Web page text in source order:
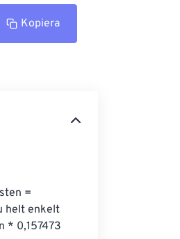
Kopiera
=
helt enkelt
* 0,157473